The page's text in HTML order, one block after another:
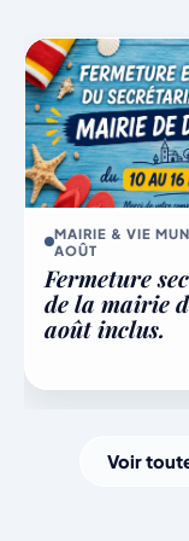
9
OCT 19h30
10
OCT À
15
OCT Date
14
NOV À
28
MAIRIE & VIE
AOÛT
Fermeture
de la mairie
août inclus.
Voir